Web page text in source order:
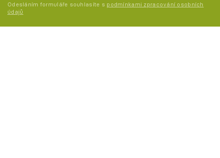
Odesláním formuláře souhlasíte s podmínkami zpracování osobních
údajů